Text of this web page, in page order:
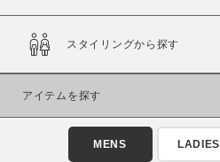
商品タイプ
通常商品
スタイリングから探す
アイテムを探す
MENS LADIES